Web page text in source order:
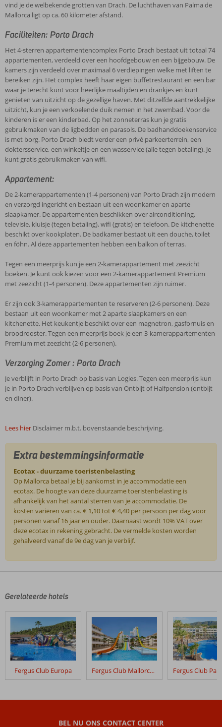
vind je de welbekende grotten van Drach. De luchthaven van Palma de
Mallorca ligt op ca. 60 kilometer afstand.
Faciliteiten: Porto Drach
Het 4-sterren appartementencomplex Porto Drach bestaat uit totaal 74
appartementen, verdeeld over een hoofdgebouw en een bijgebouw. De
kamers zijn verdeeld over maximaal 6 verdiepingen welke met liften te
bereiken zijn. Het complex heeft haar eigen buffetrestaurant en een bar
waar je terecht kunt voor heerlijke maaltijden en drankjes en kunt
genieten van uitzicht op de gezellige haven. Met ditzelfde aantrekkelijke
uitzicht, kun je een verkoelende duik nemen in het zwembad. Voor de
kinderen is er een kinderbad. Op het zonneterras kun je gratis
gebruikmaken van de ligbedden en parasols. De badhanddoekenservice
is met borg. Porto Drach biedt verder een privé parkeerterrein, een
doktersservice, een winkeltje en een wasservice (alle tegen betaling). Je
kunt gratis gebruikmaken van wifi.
Appartement:
De 2-kamerappartementen (1-4 personen) van Porto Drach zijn modern
en verzorgd ingericht en bestaan uit een woonkamer en aparte
slaapkamer. De appartementen beschikken over airconditioning,
televisie, kluisje (tegen betaling), wifi (gratis) en telefoon. De kitchenette
beschikt over kookplaten. De badkamer bestaat uit een douche, toilet
en föhn. Al deze appartementen hebben een balkon of terras.
Tegen een meerprijs kun je een 2-kamerappartement met zeezicht
boeken. Je kunt ook kiezen voor een 2-kamerappartement Premium
met zeezicht (1-4 personen). Deze appartementen zijn ruimer.
Er zijn ook 3-kamerappartementen te reserveren (2-6 personen). Deze
bestaan uit een woonkamer met 2 aparte slaapkamers en een
kitchenette. Het keukentje beschikt over een magnetron, gasfornuis en
broodrooster. Tegen een meerprijs boek je een 3-kamerappartementen
Premium met zeezicht (2-6 personen).
Verzorging Zomer : Porto Drach
Je verblijft in Porto Drach op basis van Logies. Tegen een meerprijs kun
je in Porto Drach verblijven op basis van Ontbijt of Halfpension (ontbijt
en diner).
Lees hier Disclaimer m.b.t. bovenstaande beschrijving.
Extra bestemmingsinformatie
Ecotax - duurzame toeristenbelasting
Op Mallorca betaal je bij aankomst in je accommodatie een
ecotax. De hoogte van deze duurzame toeristenbelasting is
afhankelijk van het aantal sterren van je accommodatie. De
kosten variëren van ca. € 1,10 tot € 4,40 per persoon per dag voor
personen vanaf 16 jaar en ouder. Daarnaast wordt 10% VAT over
deze ecotax in rekening gebracht. De vermelde kosten worden
gehalveerd vanaf de 9e dag van je verblijf.
door
klanten
geschreven
na
hun
verblijf
Porto
Gerelateerde hotels
Fergus Club Europa Fergus Club Mallorca Waterpark
BEL NU ONS CONTACT CENTER